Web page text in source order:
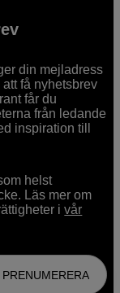
din mejladress
få nyhetsbrev
får du
från ledande
inspiration till
helst
Läs mer om
ivår
PRENUMERERA